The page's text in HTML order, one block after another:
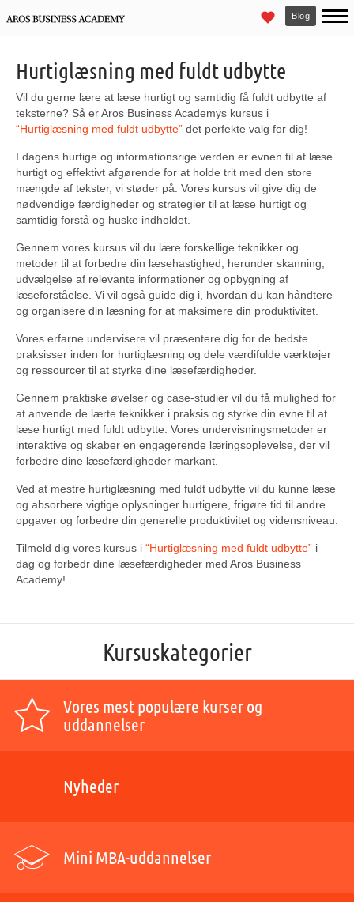
Blog
Hurtiglæsning med fuldt udbytte
Vil du gerne lære at læse hurtigt og samtidig få fuldt udbytte af
teksterne? Så er Aros Business Academys kursus i
“Hurtiglæsning med fuldt udbytte” det perfekte valg for dig!
I dagens hurtige og informationsrige verden er evnen til at læse
hurtigt og effektivt afgørende for at holde trit med den store
mængde af tekster, vi støder på. Vores kursus vil give dig de
nødvendige færdigheder og strategier til at læse hurtigt og
samtidig forstå og huske indholdet.
Gennem vores kursus vil du lære forskellige teknikker og
metoder til at forbedre din læsehastighed, herunder skanning,
udvælgelse af relevante informationer og opbygning af
læseforståelse. Vi vil også guide dig i, hvordan du kan håndtere
og organisere din læsning for at maksimere din produktivitet.
Vores erfarne undervisere vil præsentere dig for de bedste
praksisser inden for hurtiglæsning og dele værdifulde værktøjer
og ressourcer til at styrke dine læsefærdigheder.
Gennem praktiske øvelser og case-studier vil du få mulighed for
at anvende de lærte teknikker i praksis og styrke din evne til at
læse hurtigt med fuldt udbytte. Vores undervisningsmetoder er
interaktive og skaber en engagerende læringsoplevelse, der vil
forbedre dine læsefærdigheder markant.
Ved at mestre hurtiglæsning med fuldt udbytte vil du kunne læse
og absorbere vigtige oplysninger hurtigere, frigøre tid til andre
opgaver og forbedre din generelle produktivitet og vidensniveau.
Tilmeld dig vores kursus i “Hurtiglæsning med fuldt udbytte” i
dag og forbedr dine læsefærdigheder med Aros Business
Academy!
Kursuskategorier
Vores mest populære kurser og
uddannelser
Nyheder
Mini MBA-uddannelser